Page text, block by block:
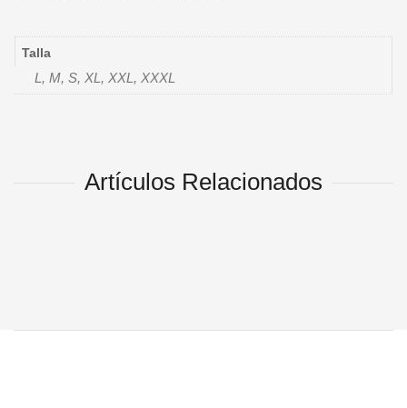
Talla
L, M, S, XL, XXL, XXXL
Artículos Relacionados